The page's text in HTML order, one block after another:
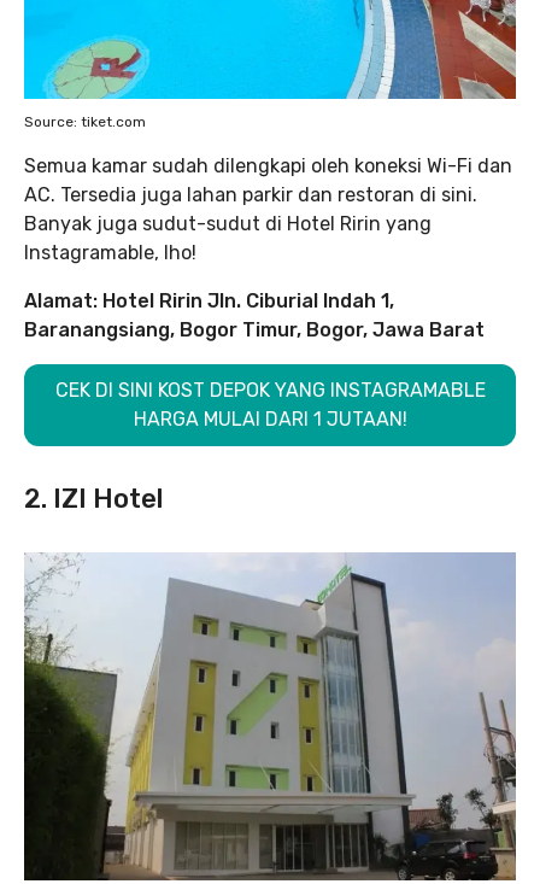
Source: tiket.com
Semua kamar sudah dilengkapi oleh koneksi Wi-Fi dan
AC. Tersedia juga lahan parkir dan restoran di sini.
Banyak juga sudut-sudut di Hotel Ririn yang
Instagramable, lho!
Alamat: Hotel Ririn Jln. Ciburial Indah 1,
Baranangsiang, Bogor Timur, Bogor, Jawa Barat
CEK DI SINI KOST DEPOK YANG INSTAGRAMABLE
HARGA MULAI DARI 1 JUTAAN!
2. IZI Hotel